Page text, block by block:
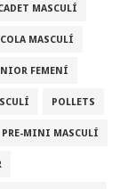
MASCULÍ
MASCULÍ
FEMENÍ
POLLETS
PRE-MINI MASCULÍ